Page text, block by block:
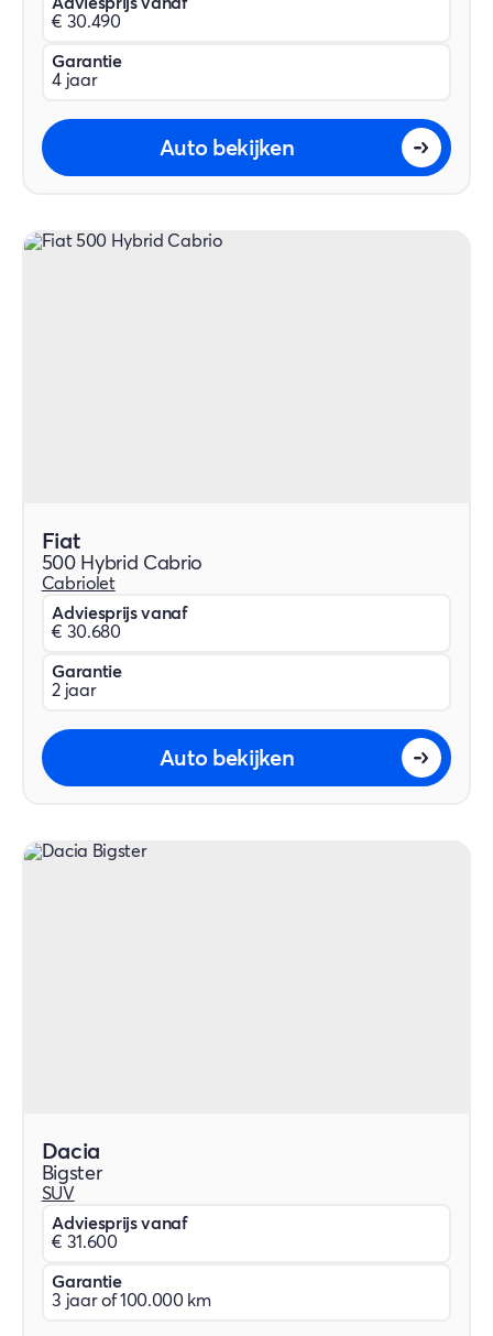
€ 30.490
Garantie
4 jaar
Auto bekijken
Fiat
500 Hybrid Cabrio
Cabriolet
Adviesprijs vanaf
€ 30.680
Garantie
2 jaar
Auto bekijken
Dacia
Bigster
SUV
Adviesprijs vanaf
€ 31.600
Garantie
3 jaar of 100.000 km